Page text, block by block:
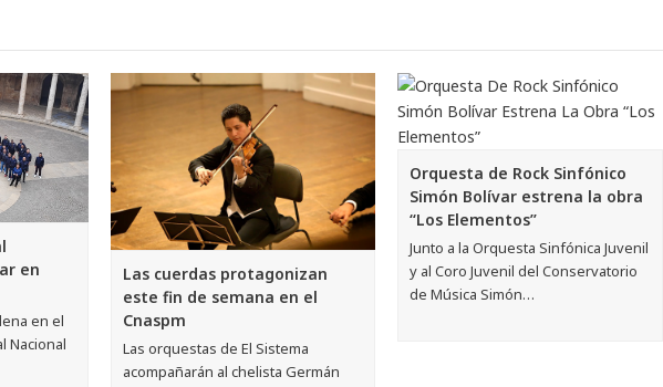
en
en el
Nacional
Las cuerdas protagonizan
este fin de semana en el
Cnaspm
Las orquestas de El Sistema
acompañarán al chelista Germán
Orquesta de Rock Sinfónico
Simón Bolívar estrena la obra
“Los Elementos”
Junto a la Orquesta Sinfónica Juvenil
y al Coro Juvenil del Conservatorio
de Música Simón…